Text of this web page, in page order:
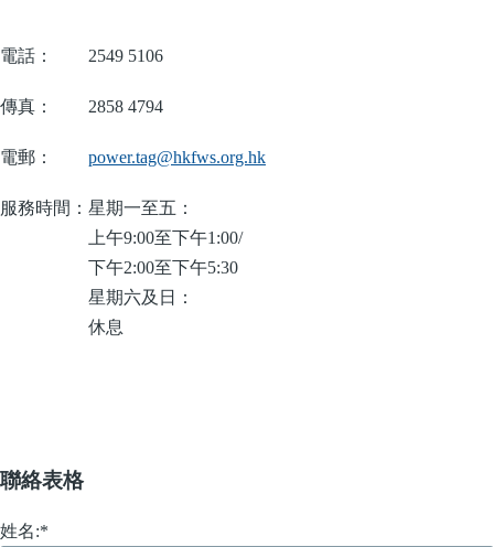
電話： 2549 5106
傳真： 2858 4794
電郵： power.tag@hkfws.org.hk
服務時間： 星期一至五：
上午9:00至下午1:00/
下午2:00至下午5:30
星期六及日：
休息
聯絡表格
姓名:*